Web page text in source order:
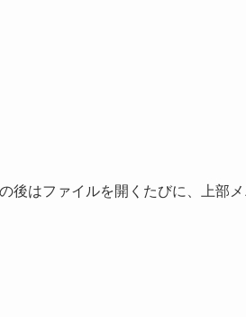
後はファイルを開くたびに、上部